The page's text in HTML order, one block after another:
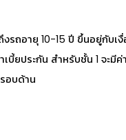
รถอายุ 10-15 ปี ขึ้นอยู่กับเ
ยประกัน สำหรับชั้น 1 จะมี
อบด้าน